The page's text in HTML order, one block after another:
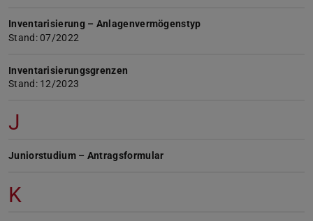
Inventarisierung – Anlagenvermögenstyp
Stand: 07/2022
Inventarisierungsgrenzen
Stand: 12/2023
J
Juniorstudium – Antragsformular
K